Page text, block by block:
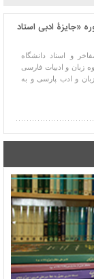
«جایزۀ ادبی استاد
و اسناد دانشگاه
زبان و ادبیات فارسی
و ادب پارسی و به